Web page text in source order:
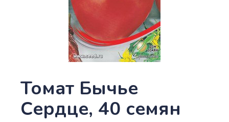
Томат Бычье
Сердце, 40 семян